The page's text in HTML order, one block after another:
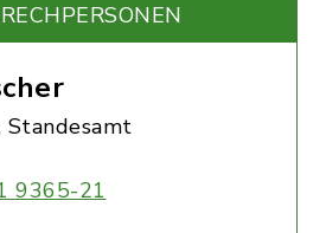
Standesamt
9365-21